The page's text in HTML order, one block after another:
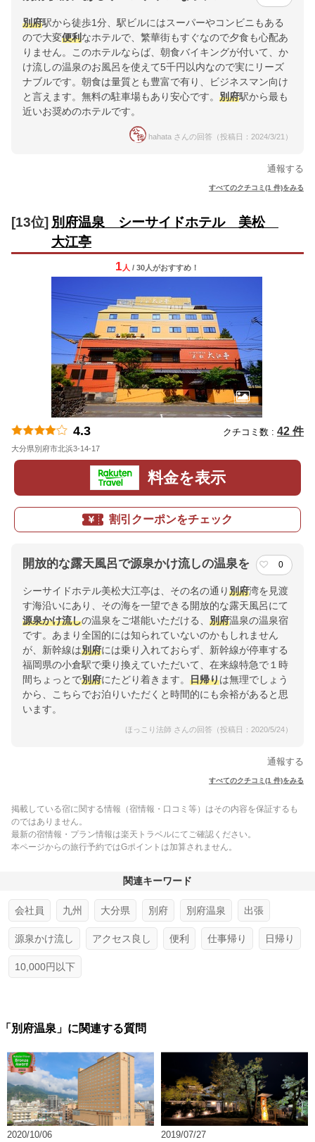
別府駅から徒歩1分、駅ビルにはスーパーやコンビニもある
ので大変便利なホテルで、繁華街もすぐなので夕食も心配あ
りません。このホテルならば、朝食バイキングが付いて、か
け流しの温泉のお風呂を使えて5千円以内なので実にリーズ
ナブルです。朝食は量質とも豊富で有り、ビジネスマン向け
と言えます。無料の駐車場もあり安心です。 別府駅から最も
近いお奨めのホテルです。
hahata さんの回答（投稿日：2024/3/21）
通報する
すべてのクチコミ(1 件)をみる
[13位] 別府温泉 シーサイドホテル 美松
大江亭
1 人 / 30人がおすすめ！
4.3 クチコミ数 : 42 件
大分県別府市北浜3-14-17
料金を表示
割引クーポンをチェック
開放的な露天風呂で源泉かけ流しの温泉を 0
シーサイドホテル美松大江亭は、その名の通り別府湾を見渡
す海沿いにあり、その海を一望できる開放的な露天風呂にて
源泉かけ流しの温泉をご堪能いただける、 別府温泉の温泉宿
です。あまり全国的には知られていないのかもしれません
が、新幹線は別府には乗り入れておらず、新幹線が停車する
福岡県の小倉駅で乗り換えていただいて、在来線特急で１時
間ちょっとで別府にたどり着きます。 日帰りは無理でしょう
から、こちらでお泊りいただくと時間的にも余裕があると思
います。
ほっこり法師 さんの回答（投稿日：2020/5/24）
通報する
すべてのクチコミ(1 件)をみる
掲載している宿に関する情報（宿情報・口コミ等）はその内容を保証するも
のではありません。
最新の宿情報・プラン情報は楽天トラベルにてご確認ください。
本ページからの旅行予約ではGポイントは加算されません。
関連キーワード
会社員 九州 大分県 別府 別府温泉 出張
源泉かけ流し アクセス良し 便利 仕事帰り 日帰り
10,000円以下
「別府温泉」に関連する質問
2020/10/06
2019/07/27